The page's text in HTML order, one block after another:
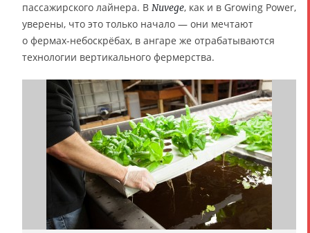
пассажирского лайнера. В Nuvege, как и в Growing Power,
уверены, что это только начало — они мечтают
о фермах-небоскрёбах, в ангаре же отрабатываются
технологии вертикального фермерства.